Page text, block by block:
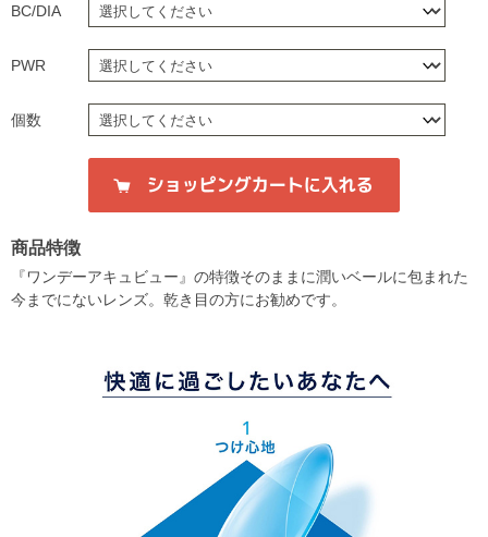
BC/DIA
PWR
個数
商品特徴
『ワンデーアキュビュー』の特徴そのままに潤いベールに包まれた
今までにないレンズ。乾き目の方にお勧めです。